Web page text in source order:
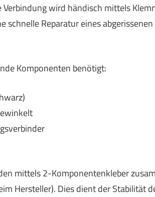
Verbindung wird händisch mittels
schnelle Reparatur eines
Komponenten benötigt:
mittels 2-Komponentenkleber
Hersteller). Dies dient der Stabilität